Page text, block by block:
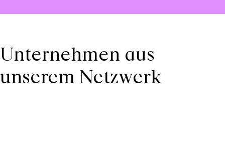
Unternehmen aus
unserem Netzwerk